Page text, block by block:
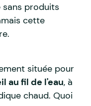
sans produits
cette
située pour
au fil de l'eau, à
chaud. Quoi